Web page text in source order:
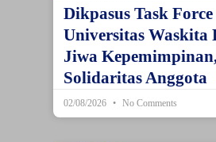
Dikpasus Task
Universitas Waskita
Jiwa
Solidaritas Anggota
02/08/2026 No Comments